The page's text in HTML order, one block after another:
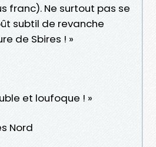
franc). Ne surtout pas se
subtil de revanche
de Sbires ! »
et loufoque ! »
Nord